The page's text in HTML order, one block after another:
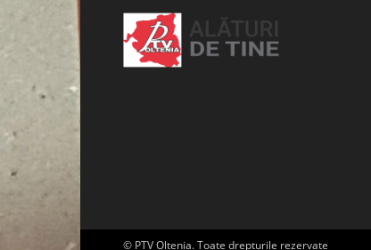
© PTV Oltenia. Toate drepturile rezervate